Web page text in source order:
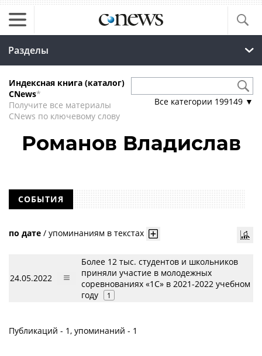
Разделы
Индексная книга (каталог)
CNews*
Получите все материалы
CNews по ключевому слову
Все категории 199149 ▼
Романов Владислав
СОБЫТИЯ
по дате / упоминаниям в текстах
24.05.2022
Более 12 тыс. студентов и школьников
приняли участие в молодежных
соревнованиях «1С» в 2021-2022 учебном
году
1
Публикаций - 1, упоминаний - 1